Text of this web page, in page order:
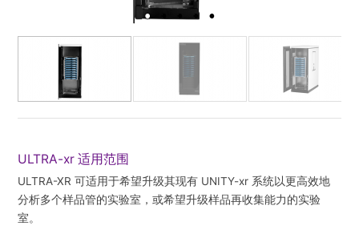
ULTRA-xr 适用范围
ULTRA-XR 可适用于希望升级其现有 UNITY-xr 系统以更高效地
分析多个样品管的实验室，或希望升级样品再收集能力的实验
室。